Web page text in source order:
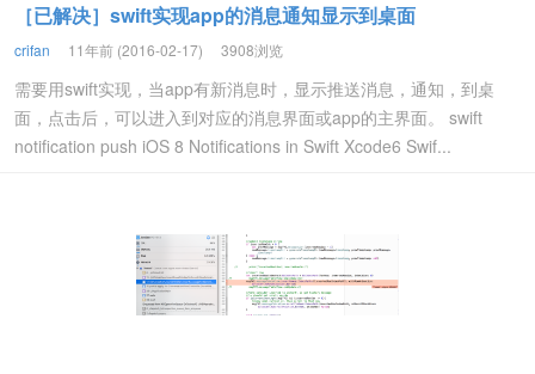
［已解决］swift实现app的消息通知显示到桌面
crifan 11年前 (2016-02-17) 3908浏览
需要用swift实现，当app有新消息时，显示推送消息，通知，到桌
面，点击后，可以进入到对应的消息界面或app的主界面。 swift
notification push iOS 8 Notifications in Swift Xcode6 Swif...